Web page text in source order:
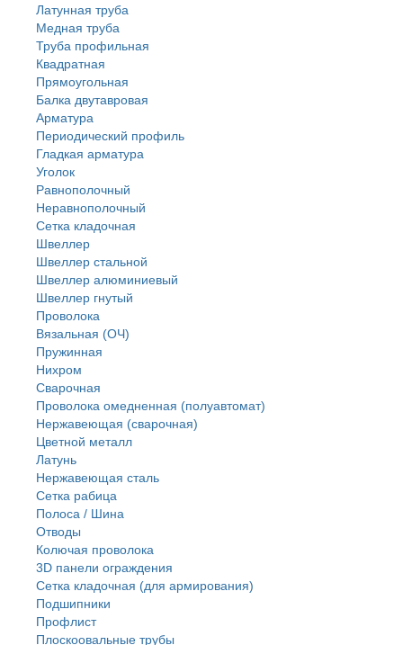
Латунная труба
Медная труба
Труба профильная
Квадратная
Прямоугольная
Балка двутавровая
Арматура
Периодический профиль
Гладкая арматура
Уголок
Равнополочный
Неравнополочный
Сетка кладочная
Швеллер
Швеллер стальной
Швеллер алюминиевый
Швеллер гнутый
Проволока
Вязальная (ОЧ)
Пружинная
Нихром
Сварочная
Проволока омедненная (полуавтомат)
Нержавеющая (сварочная)
Цветной металл
Латунь
Нержaвеющая сталь
Сетка рабица
Полоса / Шина
Отводы
Колючая проволока
3D панели ограждения
Сетка кладочная (для армирования)
Подшипники
Профлист
Плоскоовальные трубы